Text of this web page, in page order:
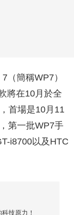
（簡稱WP7）
將在10月於全
首場是10月11
第一批WP7手
i8700以及HTC
技原力！